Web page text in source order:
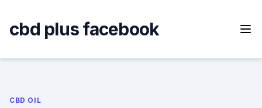
content
cbd plus facebook
CBD OIL